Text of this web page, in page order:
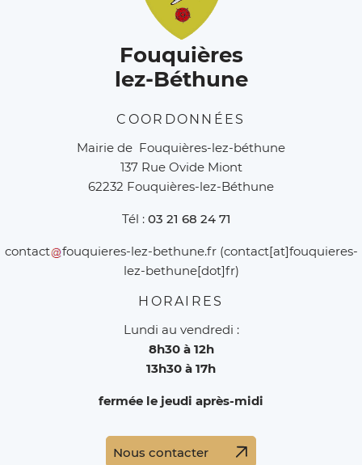
Fouquières
lez-Béthune
COORDONNÉES
Mairie de Fouquières-lez-béthune
137 Rue Ovide Miont
62232 Fouquières-lez-Béthune
Tél : 03 21 68 24 71
contact fouquieres-lez-bethune.fr(contact[at]fouquieres-
lez-bethune[dot]fr)
HORAIRES
Lundi au vendredi :
8h30 à 12h
13h30 à 17h
fermée le jeudi après-midi
Nous contacter